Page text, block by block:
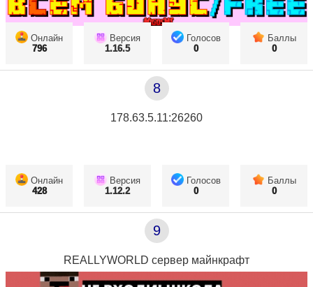
Онлайн
796
Версия
1.16.5
Голосов
0
Баллы
0
8
178.63.5.11:26260
Онлайн
428
Версия
1.12.2
Голосов
0
Баллы
0
9
REALLYWORLD сервер майнкрафт